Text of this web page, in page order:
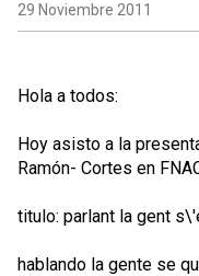
29 Noviembre 2011
Hola a todos:
Hoy asisto a la
Ramón- Cortes en
titulo: parlant la gent
hablando la gente se